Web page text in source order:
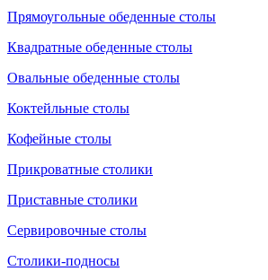
Прямоугольные обеденные столы
Квадратные обеденные столы
Овальные обеденные столы
Коктейльные столы
Кофейные столы
Прикроватные столики
Приставные столики
Сервировочные столы
Столики-подносы